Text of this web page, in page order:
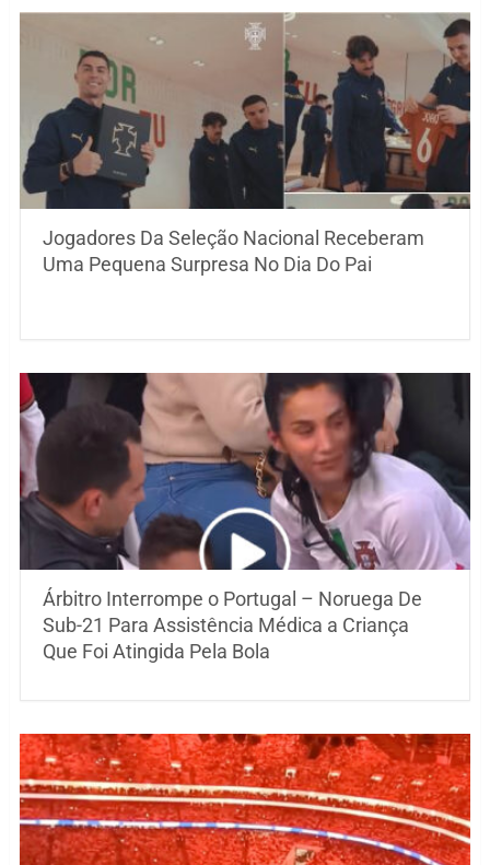
Jogadores Da Seleção Nacional Receberam
Uma Pequena Surpresa No Dia Do Pai
Árbitro Interrompe o Portugal – Noruega De
Sub-21 Para Assistência Médica a Criança
Que Foi Atingida Pela Bola